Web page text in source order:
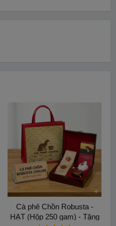
Cà phê Chồn Robusta -
HẠT (Hộp 250 gam) - Tặng